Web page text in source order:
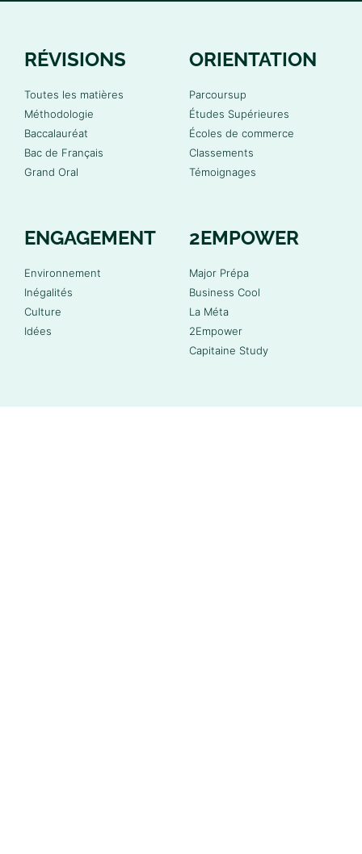
RÉVISIONS
Toutes les matières
Méthodologie
Baccalauréat
Bac de Français
Grand Oral
ORIENTATION
Parcoursup
Études Supérieures
Écoles de commerce
Classements
Témoignages
ENGAGEMENT
Environnement
Inégalités
Culture
Idées
2EMPOWER
Major Prépa
Business Cool
La Méta
2Empower
Capitaine Study